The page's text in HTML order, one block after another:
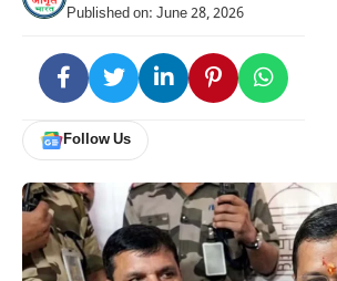
Published on: June 28, 2026
Follow Us